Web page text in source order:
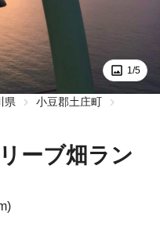
1/5
県
小豆郡土庄町
ーブ畑ラン